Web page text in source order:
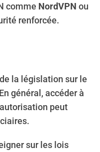
comme NordVPN ou
renforcée.
la législation sur le
général, accéder à
peut
sur les lois